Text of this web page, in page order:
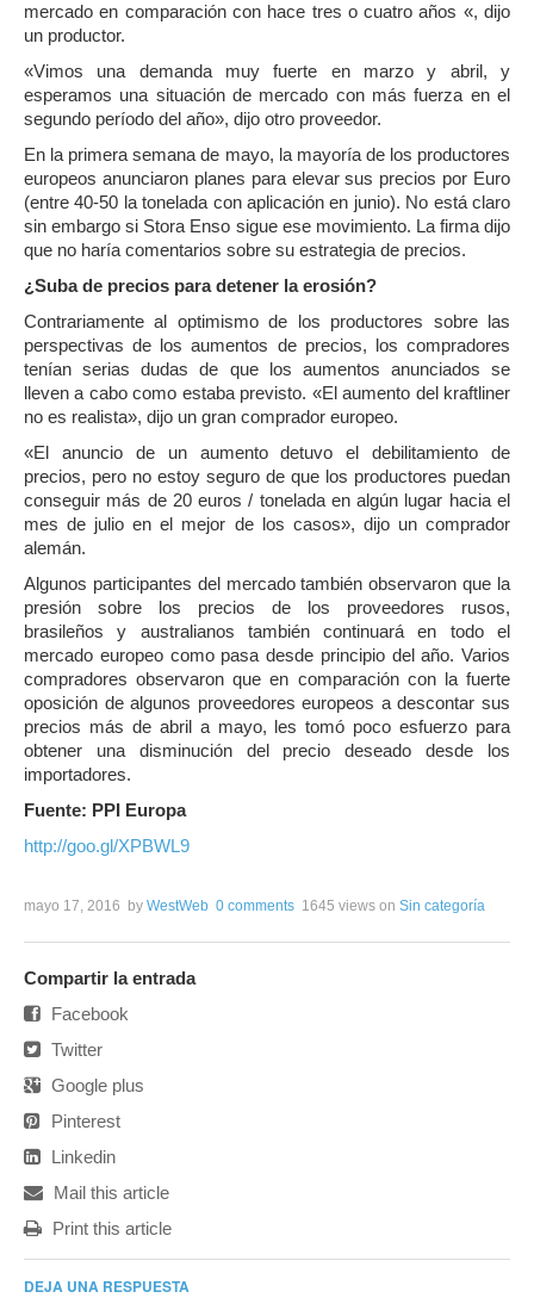
mercado en comparación con hace tres o cuatro años «, dijo
un productor.
«Vimos una demanda muy fuerte en marzo y abril, y
esperamos una situación de mercado con más fuerza en el
segundo período del año», dijo otro proveedor.
En la primera semana de mayo, la mayoría de los productores
europeos anunciaron planes para elevar sus precios por Euro
(entre 40-50 la tonelada con aplicación en junio). No está claro
sin embargo si Stora Enso sigue ese movimiento. La firma dijo
que no haría comentarios sobre su estrategia de precios.
¿Suba de precios para detener la erosión?
Contrariamente al optimismo de los productores sobre las
perspectivas de los aumentos de precios, los compradores
tenían serias dudas de que los aumentos anunciados se
lleven a cabo como estaba previsto. «El aumento del kraftliner
no es realista», dijo un gran comprador europeo.
«El anuncio de un aumento detuvo el debilitamiento de
precios, pero no estoy seguro de que los productores puedan
conseguir más de 20 euros / tonelada en algún lugar hacia el
mes de julio en el mejor de los casos», dijo un comprador
alemán.
Algunos participantes del mercado también observaron que la
presión sobre los precios de los proveedores rusos,
brasileños y australianos también continuará en todo el
mercado europeo como pasa desde principio del año. Varios
compradores observaron que en comparación con la fuerte
oposición de algunos proveedores europeos a descontar sus
precios más de abril a mayo, les tomó poco esfuerzo para
obtener una disminución del precio deseado desde los
importadores.
Fuente: PPI Europa
http://goo.gl/XPBWL9
mayo 17, 2016 by WestWeb 0 comments 1645 views on Sin categoría
Compartir la entrada
Facebook
Twitter
Google plus
Pinterest
Linkedin
Mail this article
Print this article
DEJA UNA RESPUESTA